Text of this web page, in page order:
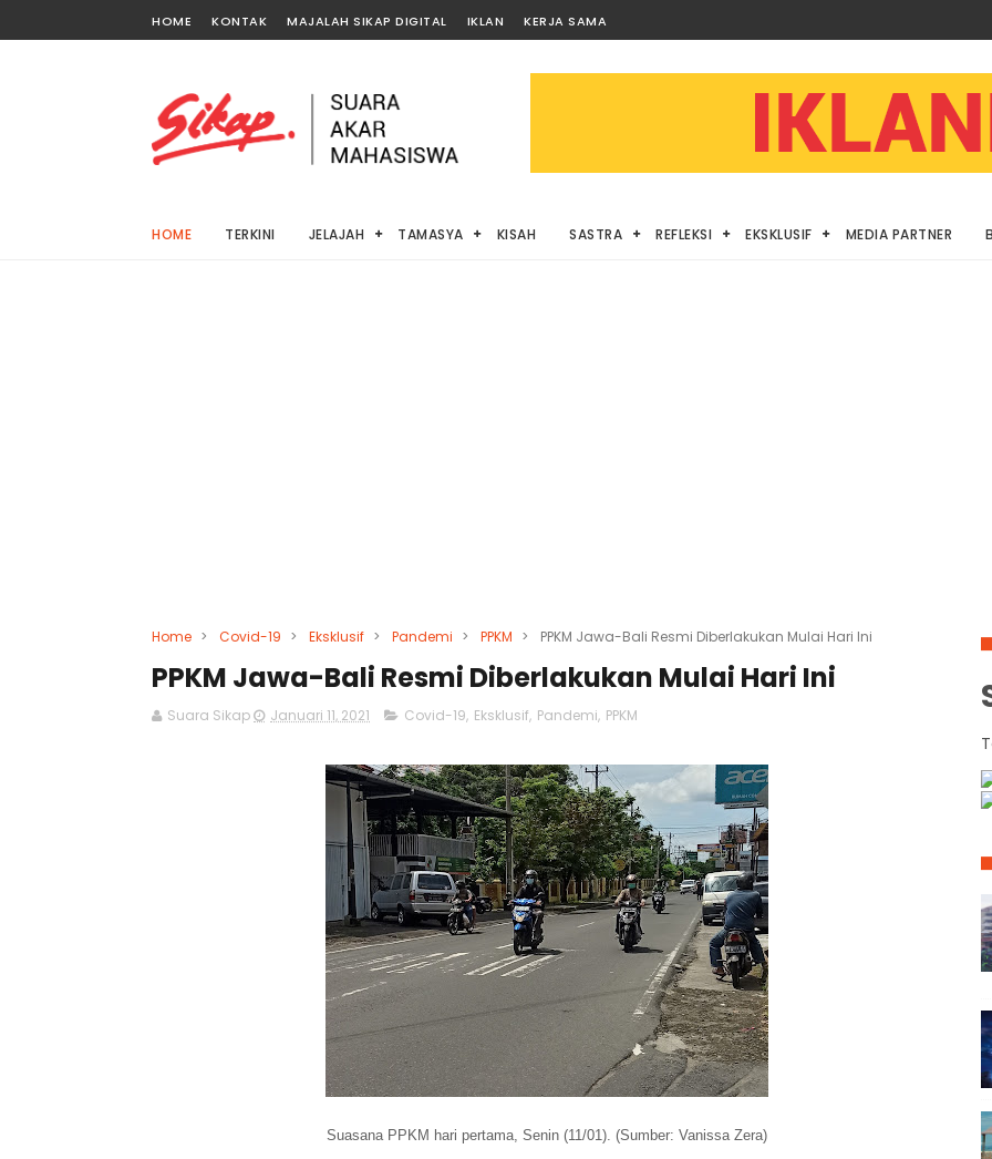
HOME KONTAK MAJALAH SIKAP DIGITAL IKLAN KERJA SAMA
HOME TERKINI JELAJAH TAMASYA KISAH SASTRA REFLEKSI EKSKLUSIF MEDIA PARTNER
Home > Covid-19 > Eksklusif > Pandemi > PPKM > PPKM Jawa-Bali Resmi Diberlakukan Mulai Hari Ini
PPKM Jawa-Bali Resmi Diberlakukan Mulai Hari Ini
Suara Sikap Januari 11, 2021 Covid-19, Eksklusif, Pandemi, PPKM
Suasana PPKM hari pertama, Senin (11/01). (Sumber: Vanissa Zera)